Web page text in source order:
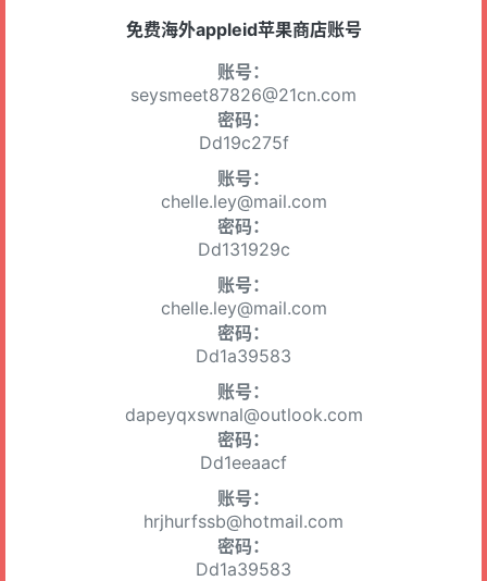
免费海外appleid苹果商店账号
账号：
seysmeet87826@21cn.com
密码：
Dd19c275f
账号：
chelle.ley@mail.com
密码：
Dd131929c
账号：
chelle.ley@mail.com
密码：
Dd1a39583
账号：
dapeyqxswnal@outlook.com
密码：
Dd1eeaacf
账号：
hrjhurfssb@hotmail.com
密码：
Dd1a39583